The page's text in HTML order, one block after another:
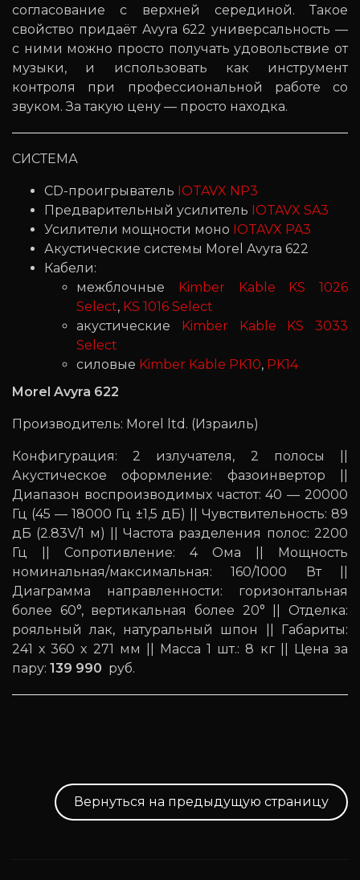
согласование с верхней серединой. Такое
свойство придаёт Avyra 622 универсальность —
с ними можно просто получать удовольствие от
музыки, и использовать как инструмент
контроля при профессиональной работе со
звуком. За такую цену — просто находка.
СИСТЕМА
CD-проигрыватель IOTAVX NP3
Предварительный усилитель IOTAVX SA3
Усилители мощности моно IOTAVX PA3
Акустические системы Morel Avyra 622
Кабели:
межблочные Kimber Kable KS 1026
Select, KS 1016 Select
акустические Kimber Kable KS 3033
Select
силовые Kimber Kable PK10, PK14
Morel Avyra 622
Производитель: Morel ltd. (Израиль)
Конфигурация: 2 излучателя, 2 полосы ||
Акустическое оформление: фазоинвертор ||
Диапазон воспроизводимых частот: 40 — 20000
Гц (45 — 18000 Гц ±1,5 дБ) || Чувствительность: 89
дБ (2.83V/1 м) || Частота разделения полос: 2200
Гц || Сопротивление: 4 Ома || Мощность
номинальная/максимальная: 160/1000 Вт ||
Диаграмма направленности: горизонтальная
более 60°, вертикальная более 20° || Отделка:
рояльный лак, натуральный шпон || Габариты:
241 х 360 х 271 мм || Масса 1 шт.: 8 кг || Цена за
пару: 139 990 руб.
Вернуться на предыдущую страницу